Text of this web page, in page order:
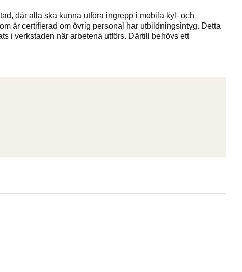
där alla ska kunna utföra ingrepp i mobila kyl- och
är certifierad om övrig personal har utbildningsintyg. Detta
i verkstaden när arbetena utförs. Därtill behövs ett